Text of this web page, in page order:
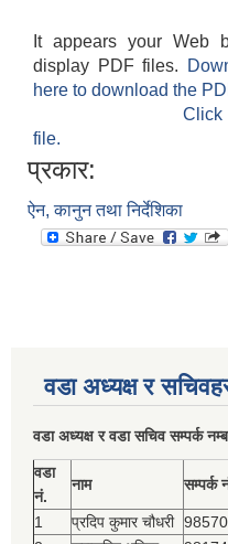
It appears your Web
display PDF files.
here to download the
file.
प्रकार:
ऐन, कानुन तथा निर्देशिका
वडा अध्यक्ष र
वडा अध्यक्ष र वडा सचिव सम्पर्क
वडा
नं.
नाम सम्पर्क
1 प्रदिप कुमार चौधरी